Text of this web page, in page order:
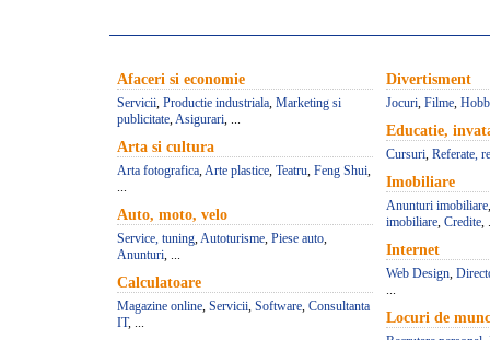
Afaceri si economie
Servicii, Productie industriala, Marketing si
publicitate,Asigurari, ...
Arta si cultura
Arta fotografica,Arte plastice, Teatru, Feng Shui,
...
Auto, moto, velo
Service, tuning,Autoturisme, Piese auto,
Anunturi, ...
Calculatoare
Magazine online, Servicii, Software, Consultanta
IT, ...
Divertisment
Jocuri, Filme,
Educatie,
Cursuri, Referate,
Imobiliare
Anunturi imobiliare
imobiliare, Credite,
Internet
Web Design,
...
Locuri de